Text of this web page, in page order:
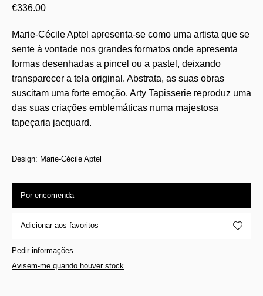
€336.00
Marie-Cécile Aptel apresenta-se como uma artista que se
sente à vontade nos grandes formatos onde apresenta
formas desenhadas a pincel ou a pastel, deixando
transparecer a tela original. Abstrata, as suas obras
suscitam uma forte emoção. Arty Tapisserie reproduz uma
das suas criações emblemáticas numa majestosa
tapeçaria jacquard.
Design: Marie-Cécile Aptel
Por encomenda
Adicionar aos favoritos
Pedir informações
Avisem-me quando houver stock